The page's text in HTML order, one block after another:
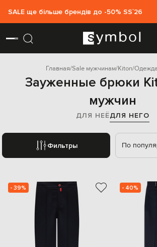
SALE ще більше брендів до -50% SS`26
Главная Sale мужчинам Kiton Одежда
Зауженные брюки
мужчин
ДЛЯ НЕЁДЛЯ НЕГО
Фильтры По
- 39% - 40%